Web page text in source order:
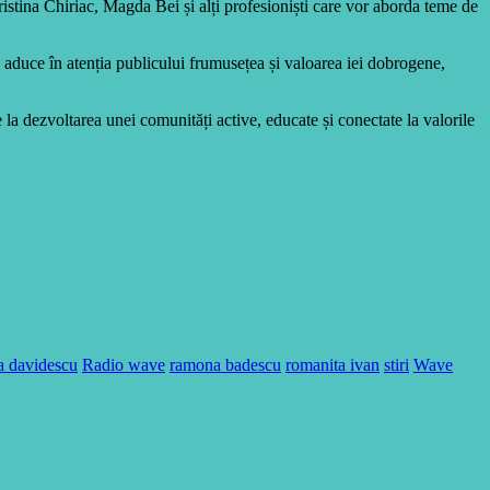
Chiriac, Magda Bei și alți profesioniști care vor aborda teme de
în atenția publicului frumusețea și valoarea iei dobrogene,
dezvoltarea unei comunități active, educate și conectate la valorile
davidescu Radio wave ramona badescu romanita ivan stiri Wave